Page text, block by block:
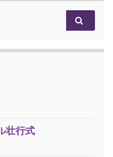
壮行式